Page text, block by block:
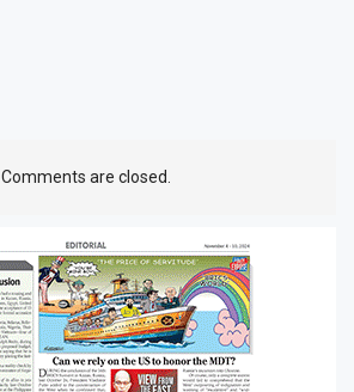
Comments are closed.